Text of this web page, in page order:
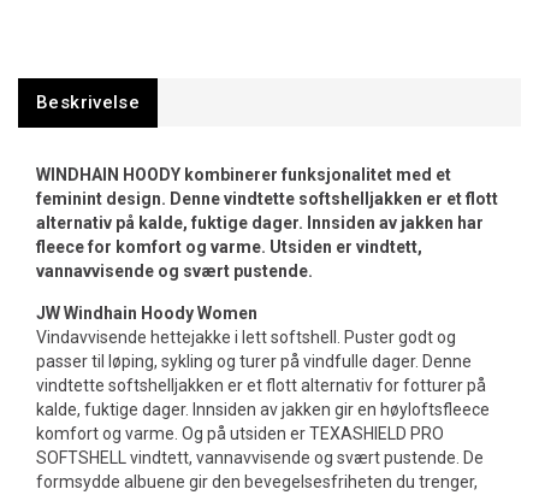
Beskrivelse
WINDHAIN HOODY kombinerer funksjonalitet med et
feminint design. Denne vindtette softshelljakken er et flott
alternativ på kalde, fuktige dager. Innsiden av jakken har
fleece for komfort og varme. Utsiden er vindtett,
vannavvisende og svært pustende.
JW Windhain Hoody Women
Vindavvisende hettejakke i lett softshell. Puster godt og
passer til løping, sykling og turer på vindfulle dager. Denne
vindtette softshelljakken er et flott alternativ for fotturer på
kalde, fuktige dager. Innsiden av jakken gir en høyloftsfleece
komfort og varme. Og på utsiden er TEXASHIELD PRO
SOFTSHELL vindtett, vannavvisende og svært pustende. De
formsydde albuene gir den bevegelsesfriheten du trenger,